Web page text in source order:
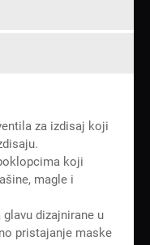
za izdisaj koji
koji
magle i
dizajnirane u
pristajanje maske